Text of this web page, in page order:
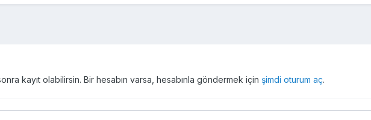
kayıt olabilirsin. Bir hesabın varsa, hesabınla göndermek için şimdi oturum aç.